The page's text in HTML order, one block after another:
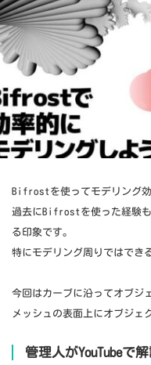
Bifrostを使ってモデリング効
過去にBifrostを使った経験も
る印象です。
特にモデリング周りではでき
今回はカーブに沿ってオブジ
メッシュの表面上にオブジェ
管理人がYouTubeで